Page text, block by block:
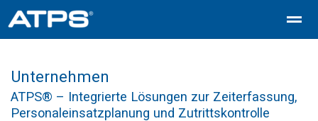
Unternehmen
ATPS® – Integrierte Lösungen zur Zeiterfassung,
Personaleinsatzplanung und Zutrittskontrolle